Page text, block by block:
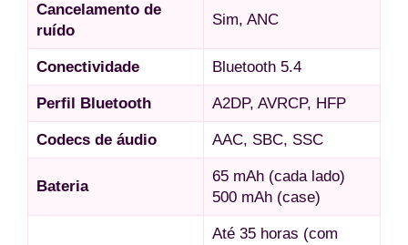
Cancelamento de
ruído
Sim, ANC
Conectividade Bluetooth 5.4
Perfil Bluetooth A2DP, AVRCP, HFP
Codecs de áudio AAC, SBC, SSC
Bateria
65 mAh (cada lado)
500 mAh (case)
Até 35 horas (com